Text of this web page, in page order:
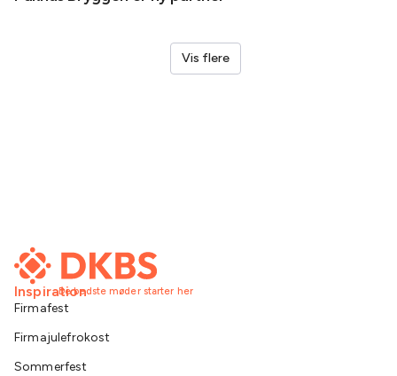
Vis flere
De bedste møder starter her
Inspiration
Firmafest
Firmajulefrokost
Sommerfest